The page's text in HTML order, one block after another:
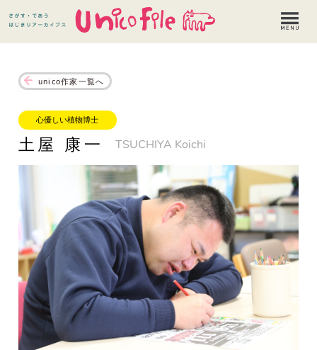
unico作家一覧へ
心優しい植物博士
土屋 康一 TSUCHIYA Koichi